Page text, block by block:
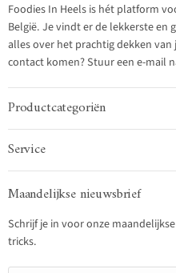
Foodies In Heels is hét platform
België. Je vindt er de lekkerste en
alles over het prachtig dekken van
contact komen? Stuur een e-mail
Productcategoriën
Service
Maandelijkse nieuwsbrief
Schrijf je in voor onze
tricks.